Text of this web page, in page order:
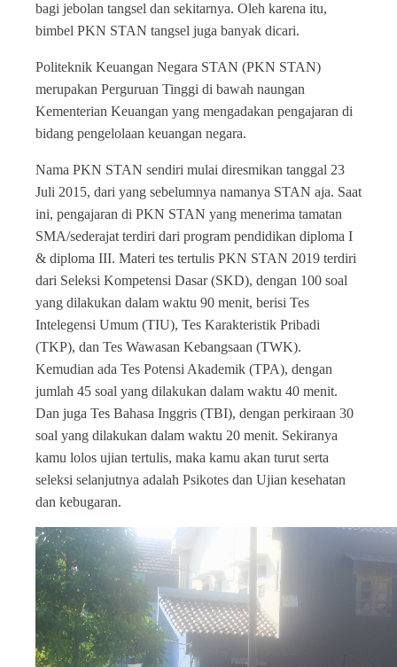
bagi jebolan tangsel dan sekitarnya. Oleh karena itu,
bimbel PKN STAN tangsel juga banyak dicari.
Politeknik Keuangan Negara STAN (PKN STAN)
merupakan Perguruan Tinggi di bawah naungan
Kementerian Keuangan yang mengadakan pengajaran di
bidang pengelolaan keuangan negara.
Nama PKN STAN sendiri mulai diresmikan tanggal 23
Juli 2015, dari yang sebelumnya namanya STAN aja. Saat
ini, pengajaran di PKN STAN yang menerima tamatan
SMA/sederajat terdiri dari program pendidikan diploma I
& diploma III. Materi tes tertulis PKN STAN 2019 terdiri
dari Seleksi Kompetensi Dasar (SKD), dengan 100 soal
yang dilakukan dalam waktu 90 menit, berisi Tes
Intelegensi Umum (TIU), Tes Karakteristik Pribadi
(TKP), dan Tes Wawasan Kebangsaan (TWK).
Kemudian ada Tes Potensi Akademik (TPA), dengan
jumlah 45 soal yang dilakukan dalam waktu 40 menit.
Dan juga Tes Bahasa Inggris (TBI), dengan perkiraan 30
soal yang dilakukan dalam waktu 20 menit. Sekiranya
kamu lolos ujian tertulis, maka kamu akan turut serta
seleksi selanjutnya adalah Psikotes dan Ujian kesehatan
dan kebugaran.